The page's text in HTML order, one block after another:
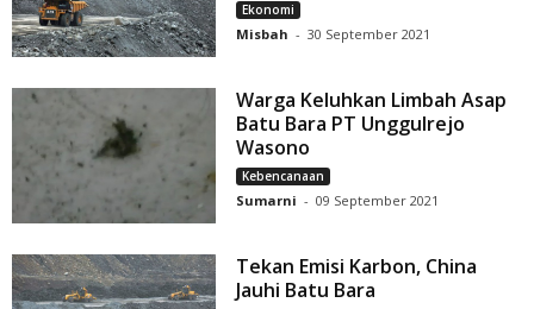
Ekonomi
Misbah - 30 September 2021
Warga Keluhkan Limbah Asap
Batu Bara PT Unggulrejo
Wasono
Kebencanaan
Sumarni - 09 September 2021
Tekan Emisi Karbon, China
Jauhi Batu Bara